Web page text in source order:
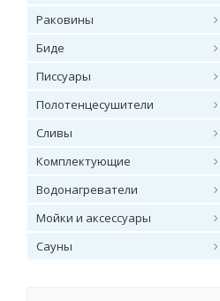
Раковины
Биде
Писсуары
Полотенцесушители
Сливы
Комплектующие
Водонагреватели
Мойки и аксессуары
Сауны